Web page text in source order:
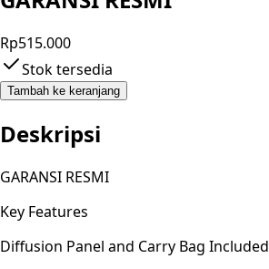
Rp515.000
Stok tersedia
Tambah ke keranjang
Deskripsi
GARANSI RESMI
Key Features
Diffusion Panel and Carry Bag Included